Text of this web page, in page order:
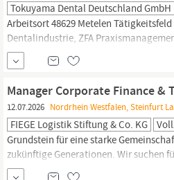
Tokuyama Dental Deutschland GmbH
Arbeitsort 48629 Metelen
Dentalindustrie, ZFA
VertragsartFestanstellung
15362online seit 15.07.2026 Jetzt
Schnellbewerbung Die ist nur für
verfügbar. Jetzt oder kostenlos
Manager (m/w/d)
Manager Corporate Finance &
12.07.2026 Nordrhein Westfalen, Steinfurt
FIEGE Logistik Stiftung & Co. KG
Grundstein für eine starke
zukünftige Generationen. Wir suchen
Finance & Treasury am Standort